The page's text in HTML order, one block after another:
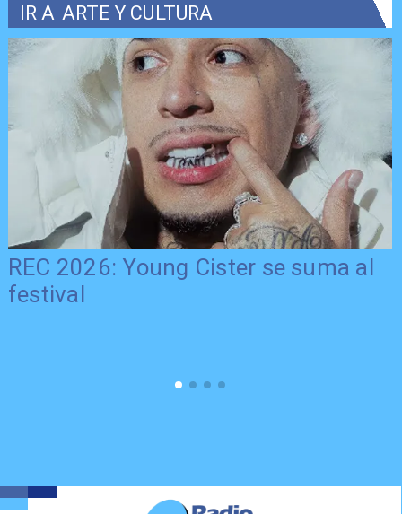
IR A ARTE Y CULTURA
REC 2026: Young Cister se suma al
festival